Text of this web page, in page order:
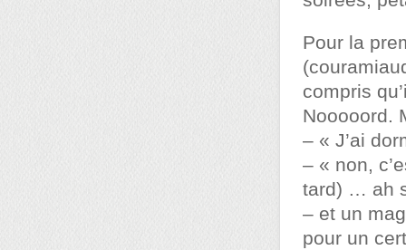
Pour la
compris
Nooooord.
– « J’ai
– « non,
tard) … ah
– et un
pour un